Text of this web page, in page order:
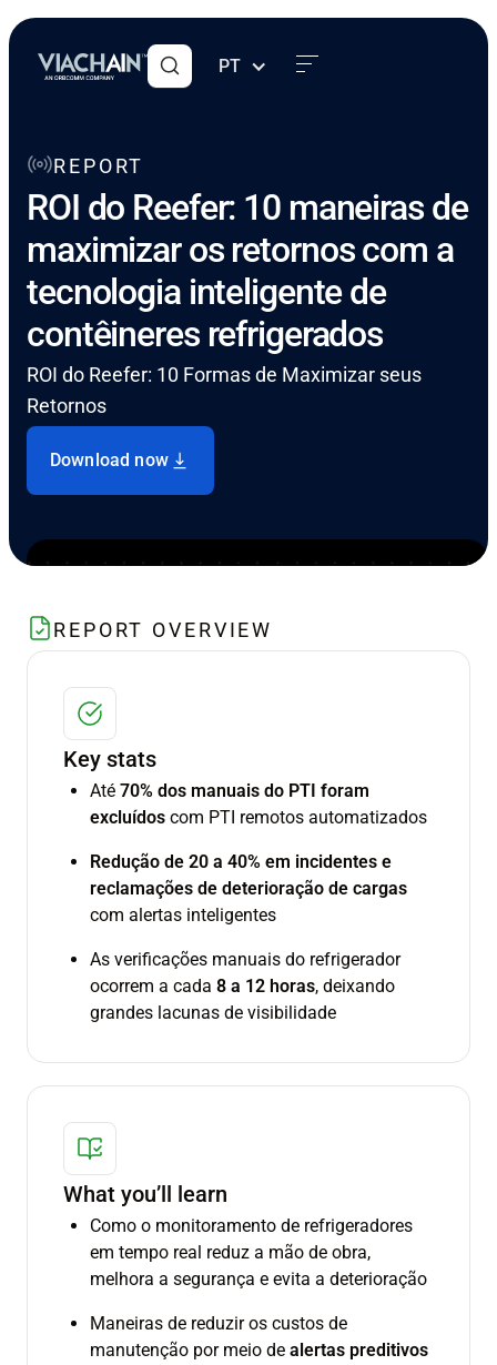
PT
REPORT
ROI do Reefer: 10 maneiras de
maximizar os retornos com a
tecnologia inteligente de
contêineres refrigerados
ROI do Reefer: 10 Formas de Maximizar seus
Retornos
Download now
REPORT OVERVIEW
Key stats
Até 70% dos manuais do PTI foram
excluídos com PTI remotos automatizados
Redução de 20 a 40% em incidentes e
reclamações de deterioração de cargas
com alertas inteligentes
As verificações manuais do refrigerador
ocorrem a cada 8 a 12 horas, deixando
grandes lacunas de visibilidade
What you’ll learn
Como o monitoramento de refrigeradores
em tempo real reduz a mão de obra,
melhora a segurança e evita a deterioração
Maneiras de reduzir os custos de
manutenção por meio de alertas preditivos